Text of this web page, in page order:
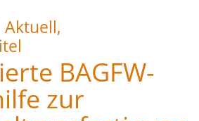
Aktuell,
BAGFW-
zur